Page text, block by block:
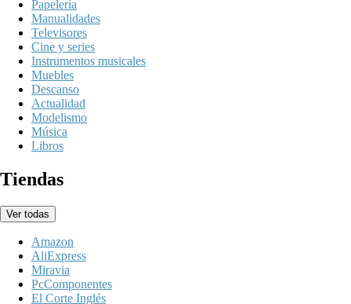
Papelería
Manualidades
Televisores
Cine y series
Instrumentos musicales
Muebles
Descanso
Actualidad
Modelismo
Música
Libros
Tiendas
Ver todas
Amazon
AliExpress
Miravia
PcComponentes
El Corte Inglés